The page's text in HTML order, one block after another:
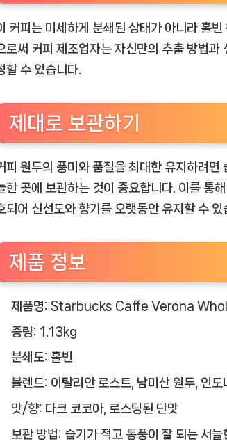
커피는 미세하게 분쇄된 상태가 아니라 홀
로써 커피 제조업자는 자신만의 추출 방법과
할 수 있습니다.
제대로 보관하기
피 원두의 풍미와 품질을 최대한 유지하려면
한 곳에 보관하는 것이 중요합니다. 이를 통
되어 신선도와 향기를 오랫동안 유지할 수 있
제품 정보
제품명: Starbucks Caffe Verona
중량: 1.13kg
분쇄도: 홀빈
블렌드: 이탈리안 로스트, 남미산 원두, 인도
맛/향: 다크 코코아, 로스팅된 단맛
보관 방법: 습기가 적고 통풍이 잘 되는 서늘